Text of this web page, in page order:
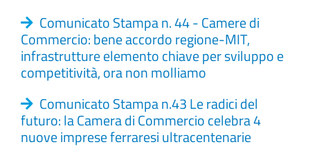
Comunicato Stampa n. 44 - Camere di
Commercio: bene accordo regione-MIT,
infrastrutture elemento chiave per sviluppo e
competitività, ora non molliamo
Comunicato Stampa n.43 Le radici del
futuro: la Camera di Commercio celebra 4
nuove imprese ferraresi ultracentenarie